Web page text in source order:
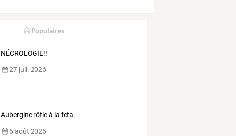
Populaires
NÉCROLOGIE!!
27 juil. 2026
Aubergine rôtie à la feta
6 août 2026